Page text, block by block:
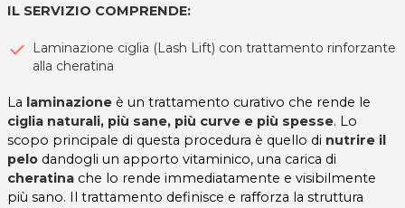
IL SERVIZIO COMPRENDE:
Laminazione ciglia (Lash Lift) con trattamento rinforzante
alla cheratina
La laminazione è un trattamento curativo che rende le
ciglia naturali, più sane, più curve e più spesse. Lo
scopo principale di questa procedura è quello di nutrire il
pelo dandogli un apporto vitaminico, una carica di
cheratina che lo rende immediatamente e visibilmente
più sano. Il trattamento definisce e rafforza la struttura